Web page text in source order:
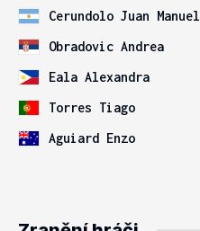
Cerundolo Juan Manuel
Obradovic Andrea
Eala Alexandra
Torres Tiago
Aguiard Enzo